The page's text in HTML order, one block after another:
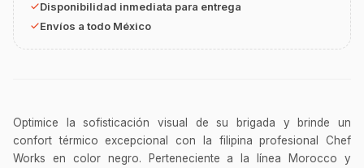
Disponibilidad inmediata para entrega
Envíos a todo México
Optimice la sofisticación visual de su brigada y brinde un
confort térmico excepcional con la filipina profesional Chef
Works en color negro. Perteneciente a la línea Morocco y
Buscar estufas industriales
Ver uniformes y filipinas